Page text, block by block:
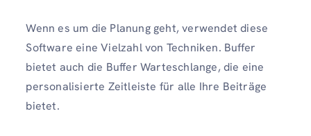
Wenn es um die Planung geht, verwendet diese
Software eine Vielzahl von Techniken. Buffer
bietet auch die Buffer Warteschlange, die eine
personalisierte Zeitleiste für alle Ihre Beiträge
bietet.